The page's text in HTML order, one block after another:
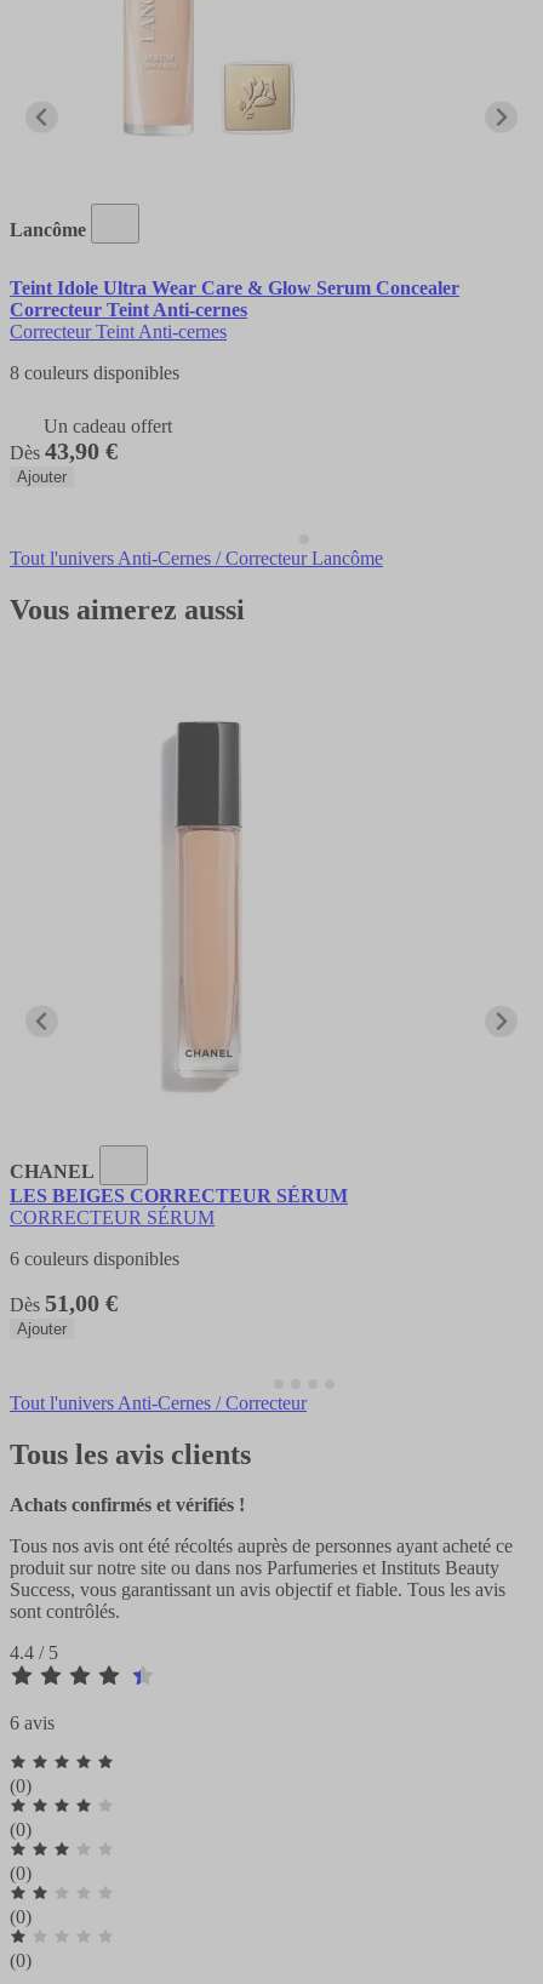
Lancôme
Teint Idole Ultra Wear Care & Glow Serum Concealer
Correcteur Teint Anti-cernes
Correcteur Teint Anti-cernes
8 couleurs disponibles
Un cadeau offert
Dès 43,90 €
Ajouter
Tout l'univers Anti-Cernes / Correcteur Lancôme
Vous aimerez aussi
CHANEL
LES BEIGES CORRECTEUR SÉRUM
CORRECTEUR SÉRUM
6 couleurs disponibles
Dès 51,00 €
Ajouter
Tout l'univers Anti-Cernes / Correcteur
Tous les avis clients
Achats confirmés et vérifiés !
Tous nos avis ont été récoltés auprès de personnes ayant acheté ce
produit sur notre site ou dans nos Parfumeries et Instituts Beauty
Success, vous garantissant un avis objectif et fiable. Tous les avis
sont contrôlés.
4.4 / 5
6 avis
(0)
(0)
(0)
(0)
(0)